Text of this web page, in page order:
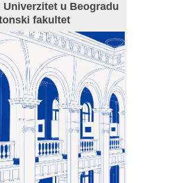
Univerzitet u Beogradu
fakultet